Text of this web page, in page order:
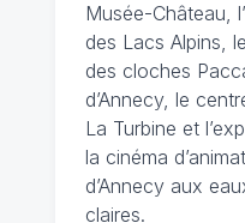
Musée-Château,
des Lacs Alpins,
des cloches
d’Annecy, le
La Turbine et
la cinéma
d’Annecy aux
claires.